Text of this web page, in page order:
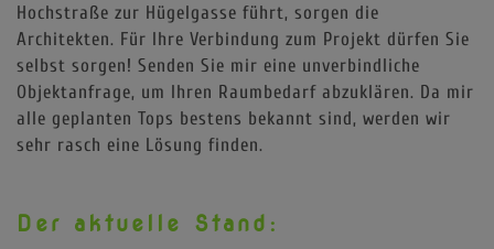
Hochstraße zur Hügelgasse führt, sorgen die
Architekten. Für Ihre Verbindung zum Projekt dürfen Sie
selbst sorgen! Senden Sie mir eine unverbindliche
Objektanfrage, um Ihren Raumbedarf abzuklären. Da mir
alle geplanten Tops bestens bekannt sind, werden wir
sehr rasch eine Lösung finden.
Der aktuelle Stand: